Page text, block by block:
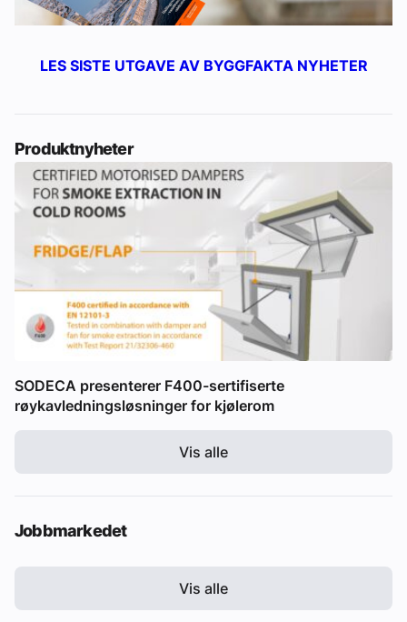
LES SISTE UTGAVE AV BYGGFAKTA NYHETER
Produktnyheter
SODECA presenterer F400-sertifiserte
røykavledningsløsninger for kjølerom
Vis alle
Jobbmarkedet
Vis alle